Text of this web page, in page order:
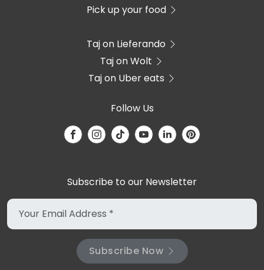
Pick up your food
Taj on Lieferando
Taj on Wolt
Taj on Uber eats
Follow Us
Subscribe to our Newsletter
Subscribe Now